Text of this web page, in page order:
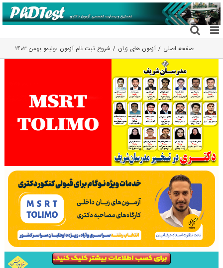
رفتن
به
محتوا
صفحه اصلی آزمون های زبان شروع ثبت‌ نام آزمون‌ تولیمو بهمن ۱۴۰۳